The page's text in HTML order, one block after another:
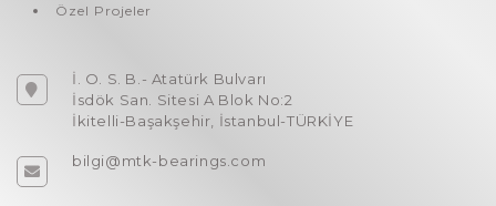
Özel Projeler
İ. O. S. B.- Atatürk Bulvarı
İsdök San. Sitesi A Blok No:2
İkitelli-Başakşehir, İstanbul-TÜRKİYE
bilgi@mtk-bearings.com